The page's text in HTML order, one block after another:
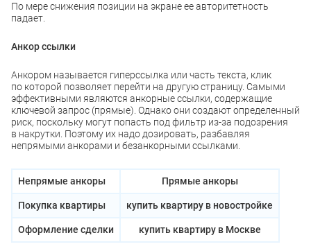
По мере снижения позиции на экране ее авторитетность
падает.
Анкор ссылки
Анкором называется гиперссылка или часть текста, клик
по которой позволяет перейти на другую страницу. Самыми
эффективными являются анкорные ссылки, содержащие
ключевой запрос (прямые). Однако они создают определенный
риск, поскольку могут попасть под фильтр из-за подозрения
в накрутки. Поэтому их надо дозировать, разбавляя
непрямыми анкорами и безанкорными ссылками.
Непрямые анкоры Прямые анкоры
Покупка квартиры купить квартиру в новостройке
Оформление сделки купить квартиру в Москве